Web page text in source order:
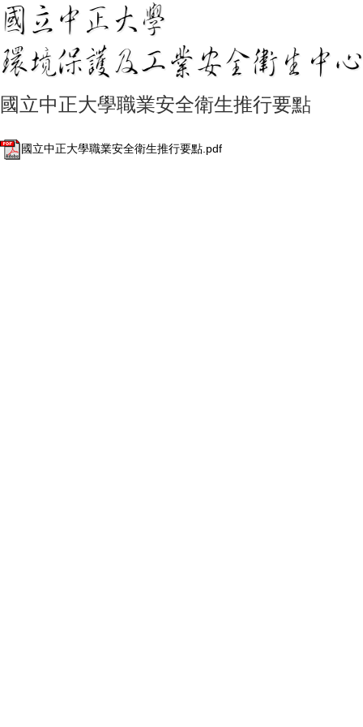
國立中正大學職業安全衛生推行要點
國立中正大學職業安全衛生推行要點.pdf